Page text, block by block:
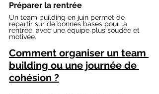
Préparer la rentrée
Un team building en juin permet de
repartir sur de bonnes bases pour la
rentrée, avec une équipe plus soudée et
motivée.
Comment organiser un team
building ou une journée de
cohésion ?